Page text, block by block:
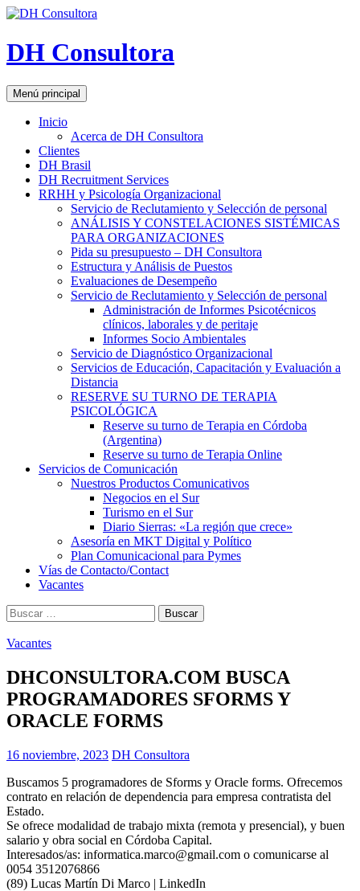
DH Consultora
Buscar
Menú principal
Saltar
al
Inicio
Acerca de DH Consultora
Clientes
DH Brasil
DH Recruitment Services
RRHH y Psicología Organizacional
Servicio de Reclutamiento y Selección de personal
ANÁLISIS Y CONSTELACIONES SISTÉMICAS
PARA ORGANIZACIONES
Pida su presupuesto – DH Consultora
Estructura y Análisis de Puestos
Evaluaciones de Desempeño
Servicio de Reclutamiento y Selección de personal
Administración de Informes Psicotécnicos
clínicos, laborales y de peritaje
Informes Socio Ambientales
Servicio de Diagnóstico Organizacional
Servicios de Educación, Capacitación y Evaluación a
Distancia
RESERVE SU TURNO DE TERAPIA
PSICOLÓGICA
Reserve su turno de Terapia en Córdoba
(Argentina)
Reserve su turno de Terapia Online
Servicios de Comunicación
Nuestros Productos Comunicativos
Negocios en el Sur
Turismo en el Sur
Diario Sierras: «La región que crece»
Asesoría en MKT Digital y Político
Plan Comunicacional para Pymes
Vías de Contacto/Contact
Vacantes
Buscar:
Vacantes
DHCONSULTORA.COM BUSCA
PROGRAMADORES SFORMS Y
ORACLE FORMS
16 noviembre, 2023 DH Consultora
Buscamos 5 programadores de Sforms y Oracle forms. Ofrecemos
contrato en relación de dependencia para empresa contratista del
Estado.
Se ofrece modalidad de trabajo mixta (remota y presencial), y buen
salario y obra social en Córdoba Capital.
Interesados/as: informatica.marco@gmail.com o comunicarse al
0054 3512076866
(89) Lucas Martín Di Marco | LinkedIn